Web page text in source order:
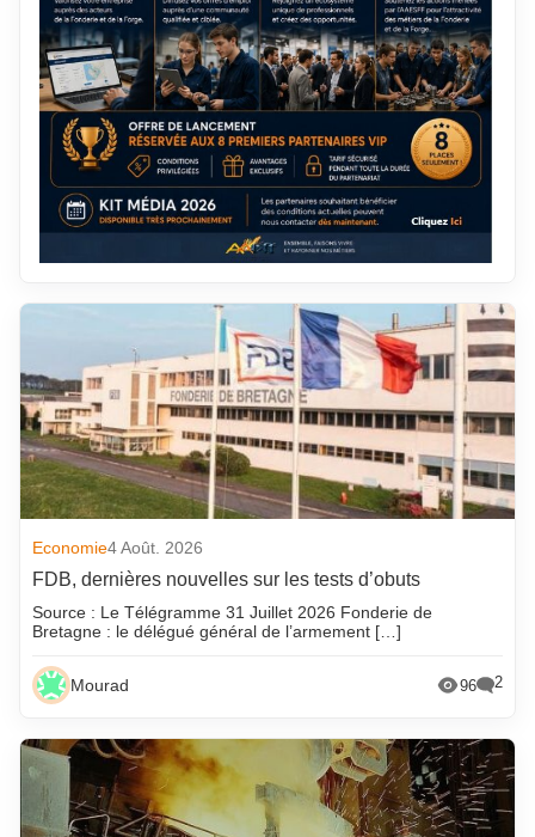
Economie4 Août. 2026
FDB, dernières nouvelles sur les tests d’obuts
Source : Le Télégramme 31 Juillet 2026 Fonderie de
Bretagne : le délégué général de l’armement […]
Mourad 96 2